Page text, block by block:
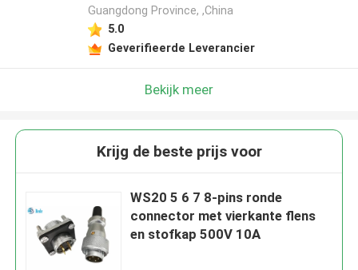
Guangdong Province, ,China
5.0
Geverifieerde Leverancier
Bekijk meer
Krijg de beste prijs voor
WS20 5 6 7 8-pins ronde
connector met vierkante flens
en stofkap 500V 10A